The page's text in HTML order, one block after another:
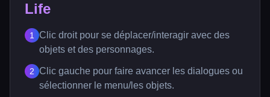
Life
1
Clic droit pour se déplacer/interagir avec des
objets et des personnages.
2
Clic gauche pour faire avancer les dialogues ou
sélectionner le menu/les objets.